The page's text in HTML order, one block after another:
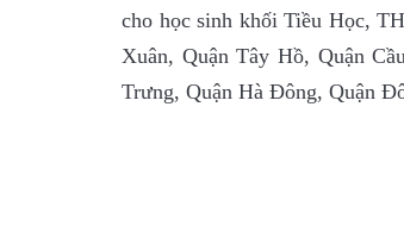
cho học sinh khối Tiều Học,
Xuân, Quận Tây Hồ, Quận
Trưng, Quận Hà Đông, Quận